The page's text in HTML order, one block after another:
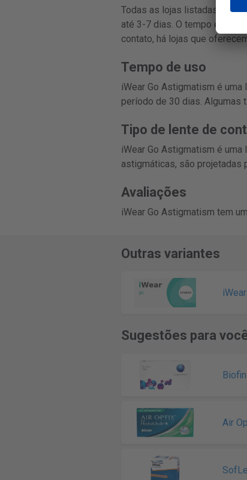
Todas as lojas listadas nesta
até 3-7 dias. O tempo exato
contato, há lojas que
Tempo de uso
iWear Go Astigmatism é
período de 30 dias. Algumas
Tipo de lente de
iWear Go Astigmatism é
astigmáticas, são projetadas
Avaliações
iWear Go Astigmatism tem
Outras variantes
Sugestões para
Air